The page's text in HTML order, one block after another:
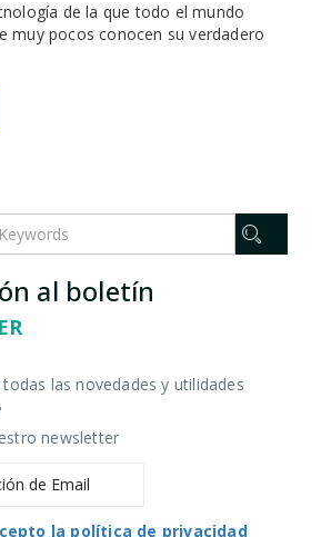
de la que todo el mundo
muy pocos conocen su verdadero
al boletín
las novedades y utilidades
newsletter
la política de privacidad